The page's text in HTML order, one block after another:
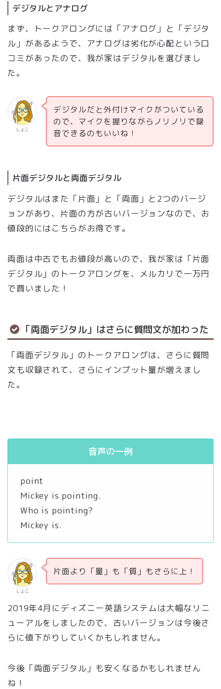
デジタルとアナログ
まず、トークアロングには「アナログ」と「デジタ
ル」があるようで、アナログは劣化が心配という口
コミがあったので、我が家はデジタルを選びまし
た。
しょこ
デジタルだと外付けマイクがついている
ので、マイクを握りながらノリノリで録
音できるのもいいね！
片面デジタルと両面デジタル
デジタルはまた「片面」と「両面」と2つのバージ
ョンがあり、片面の方が古いバージョンなので、お
値段的にはこちらがお得です。
両面は中古でもお値段が高いので、我が家は「片面
デジタル」のトークアロングを、メルカリで一万円
で買いました！
「両面デジタル」はさらに質問文が加わった
「両面デジタル」のトークアロングは、さらに質問
文も収録されて、さらにインプット量が増えまし
た。
音声の一例
point
Mickey is pointing.
Who is pointing?
Mickey is.
しょこ
片面より「量」も「質」もさらに上！
2019年4月にディズニー英語システムは大幅なリニ
ューアルをしましたので、古いバージョンは今後さ
らに値下がりしていくかもしれません。
今後「両面デジタル」も安くなるかもしれません
ね！